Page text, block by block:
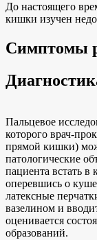
До настоящего
кишки изучен
Симптомы
Пальцевое
которого врач-
прямой кишки)
патологические
пациента встать в
оперевшись о
латексные
вазелином и
оценивается
образований.